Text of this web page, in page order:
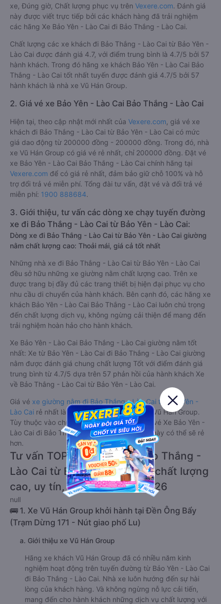
xe, Đúng giờ, Chất lượng phục vụ trên Vexere.com. Đánh giá
này được viết trực tiếp bởi các khách hàng đã trải nghiệm
các hãng Xe Bảo Yên - Lào Cai đi Bảo Thắng - Lào Cai.
Chất lượng các xe khách đi Bảo Thắng - Lào Cai từ Bảo Yên -
Lào Cai được đánh giá 4.7, với điểm trung bình là 4.7/5 bởi 57
hành khách. Trong đó hãng xe khách Bảo Yên - Lào Cai Bảo
Thắng - Lào Cai tốt nhất tuyến được đánh giá 4.7/5 bởi 57
hành khách là nhà xe Vũ Hán Group.
2. Giá vé xe Bảo Yên - Lào Cai Bảo Thắng - Lào Cai
Hiện tại, theo cập nhật mới nhất của Vexere.com , giá vé xe
khách đi Bảo Thắng - Lào Cai từ Bảo Yên - Lào Cai có mức
giá dao động từ 200000 đồng - 200000 đồng. Trong đó, nhà
xe Vũ Hán Group có giá vé rẻ nhất, chỉ 200000 đồng. Đặt vé
xe Bảo Yên - Lào Cai Bảo Thắng - Lào Cai chính hãng tại
Vexere.com để có giá rẻ nhất, đảm bảo giữ chỗ 100% và hỗ
trợ đổi trả vé miễn phí. Tổng đài tư vấn, đặt vé và đổi trả vé
miễn phí: 1900 888684.
3. Giới thiệu, tư vấn các dòng xe chạy tuyến đường
xe đi Bảo Thắng - Lào Cai từ Bảo Yên - Lào Cai:
Dòng xe đi Bảo Thắng - Lào Cai từ Bảo Yên - Lào Cai giường
nằm chất lượng cao: Thoải mái, giá cả tốt nhất
Những nhà xe đi Bảo Thắng - Lào Cai từ Bảo Yên - Lào Cai
đều sở hữu những xe giường nằm chất lượng cao. Trên xe
được trang bị đầy đủ các trang thiết bị hiện đại phục vụ cho
nhu cầu di chuyển của hành khách. Bên cạnh đó, các hãng xe
khách Bảo Yên - Lào Cai Bảo Thắng - Lào Cai luôn chú trọng
đến chất lượng dịch vụ, không ngừng cải thiện để mang đến
trải nghiệm hoàn hảo cho hành khách.
Xe Bảo Yên - Lào Cai Bảo Thắng - Lào Cai giường nằm tốt
nhất: Xe từ Bảo Yên - Lào Cai đi Bảo Thắng - Lào Cai giường
nằm được đánh giá chung chất lượng Tốt với điểm đánh giá
trung bình từ 4.7/5 dựa trên 57 phản hồi của hành khách Xe
về Bảo Thắng - Lào Cai từ Bảo Yên - Lào Cai.
Giá vé xe giường nằm đi Bảo Thắng - Lào Cai từ Bảo Yên -
Lào Cai rẻ nhất là 200000VND của hãng xe Vũ Hán Group.
Tùy thuộc vào chương trình khuyến mãi, giá vé Xe Bảo Yên -
Lào Cai đi Bảo Thắng - Lào Cai giường nằm này có thể sẽ rẻ
hơn.
Tư vấn TOP 1 xe khách đi Bảo Thắng -
Lào Cai từ Bảo Yên - Lào Cai chất lượng
cao, uy tín, giá rẻ nhất 08/2026
null
🚌 1. Xe Vũ Hán Group khởi hành tại Đền Ông Bẩy
(Trạm Dừng 171 - Nút giao phố Lu)
a. Giới thiệu xe Vũ Hán Group
Hãng xe khách Vũ Hán Group đã có nhiều năm kinh
nghiệm hoạt động trên tuyến đường từ Bảo Yên - Lào Cai
đi Bảo Thắng - Lào Cai. Nhà xe luôn hướng đến sự hài
lòng của khách hàng. Và không ngừng nỗ lực cải tiến,
mang đến cho hành khách những dịch vụ chất lượng với